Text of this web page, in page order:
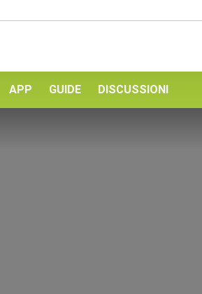
APP GUIDE DISCUSSIONI